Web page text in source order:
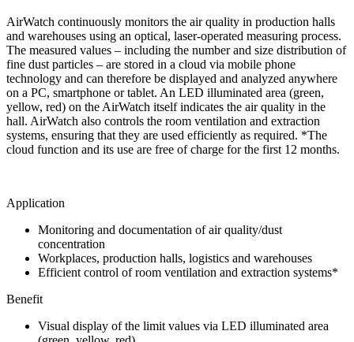
AirWatch continuously monitors the air quality in production halls
and warehouses using an optical, laser-operated measuring process.
The measured values – including the number and size distribution of
fine dust particles – are stored in a cloud via mobile phone
technology and can therefore be displayed and analyzed anywhere
on a PC, smartphone or tablet. An LED illuminated area (green,
yellow, red) on the AirWatch itself indicates the air quality in the
hall. AirWatch also controls the room ventilation and extraction
systems, ensuring that they are used efficiently as required. *The
cloud function and its use are free of charge for the first 12 months.
Application
Monitoring and documentation of air quality/dust
concentration
Workplaces, production halls, logistics and warehouses
Efficient control of room ventilation and extraction systems*
Benefit
Visual display of the limit values via LED illuminated area